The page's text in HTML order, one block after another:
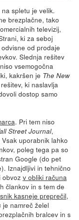
spletu je velik.
brezplačne, tako
televizij,
ki za seboj
od prodaje
Slednja rešitev
vsemogočna
kakršen je The New
ki naslavlja
dostop samo
. Pri tem niso
Street Journal,
Vsak uporabnik lahko
poleg tega pa so
Google (do pet
Iznajdljivi in tehnično
obvoz v obliki računa
člankov in s tem de
kasneje preprečil,
je namreč želel
bralcev in s